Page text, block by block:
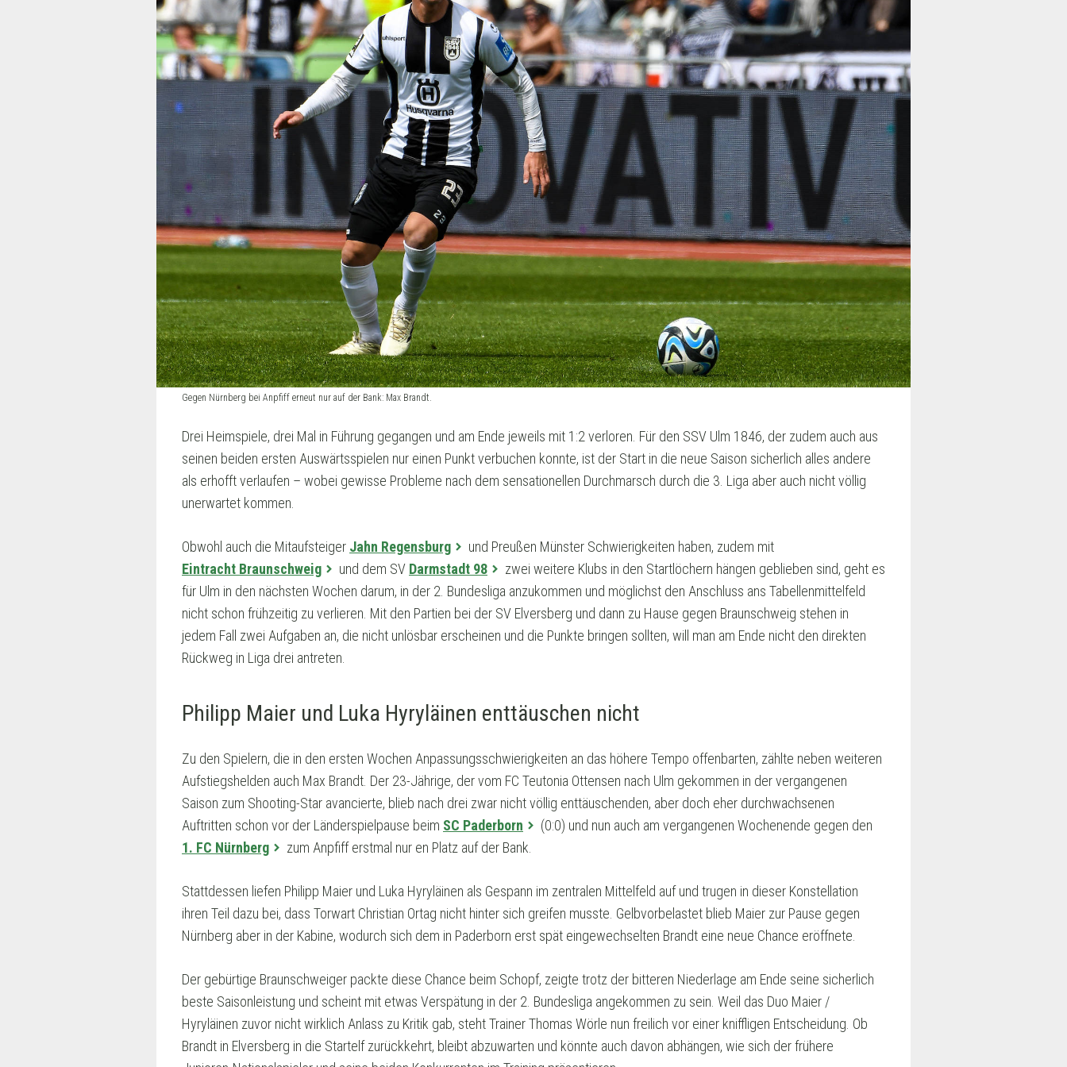
Gegen Nürnberg bei Anpfiff erneut nur auf der Bank: Max Brandt.
Drei Heimspiele, drei Mal in Führung gegangen und am Ende jeweils mit 1:2 verloren. Für den SSV Ulm 1846, der zudem auch aus
seinen beiden ersten Auswärtsspielen nur einen Punkt verbuchen konnte, ist der Start in die neue Saison sicherlich alles andere
als erhofft verlaufen – wobei gewisse Probleme nach dem sensationellen Durchmarsch durch die 3. Liga aber auch nicht völlig
unerwartet kommen.
Obwohl auch die Mitaufsteiger Jahn Regensburg
und Preußen Münster Schwierigkeiten haben, zudem mit
Eintracht Braunschweig
und dem SV Darmstadt 98
zwei weitere Klubs in den Startlöchern hängen geblieben sind, geht es
für Ulm in den nächsten Wochen darum, in der 2. Bundesliga anzukommen und möglichst den Anschluss ans Tabellenmittelfeld
nicht schon frühzeitig zu verlieren. Mit den Partien bei der SV Elversberg und dann zu Hause gegen Braunschweig stehen in
jedem Fall zwei Aufgaben an, die nicht unlösbar erscheinen und die Punkte bringen sollten, will man am Ende nicht den direkten
Rückweg in Liga drei antreten.
Philipp Maier und Luka Hyryläinen enttäuschen nicht
Zu den Spielern, die in den ersten Wochen Anpassungsschwierigkeiten an das höhere Tempo offenbarten, zählte neben weiteren
Aufstiegshelden auch Max Brandt. Der 23-Jährige, der vom FC Teutonia Ottensen nach Ulm gekommen in der vergangenen
Saison zum Shooting-Star avancierte, blieb nach drei zwar nicht völlig enttäuschenden, aber doch eher durchwachsenen
Auftritten schon vor der Länderspielpause beim SC Paderborn
(0:0) und nun auch am vergangenen Wochenende gegen den
1. FC Nürnberg
zum Anpfiff erstmal nur en Platz auf der Bank.
Stattdessen liefen Philipp Maier und Luka Hyryläinen als Gespann im zentralen Mittelfeld auf und trugen in dieser Konstellation
ihren Teil dazu bei, dass Torwart Christian Ortag nicht hinter sich greifen musste. Gelbvorbelastet blieb Maier zur Pause gegen
Nürnberg aber in der Kabine, wodurch sich dem in Paderborn erst spät eingewechselten Brandt eine neue Chance eröffnete.
Der gebürtige Braunschweiger packte diese Chance beim Schopf, zeigte trotz der bitteren Niederlage am Ende seine sicherlich
beste Saisonleistung und scheint mit etwas Verspätung in der 2. Bundesliga angekommen zu sein. Weil das Duo Maier /
Hyryläinen zuvor nicht wirklich Anlass zu Kritik gab, steht Trainer Thomas Wörle nun freilich vor einer kniffligen Entscheidung. Ob
Brandt in Elversberg in die Startelf zurückkehrt, bleibt abzuwarten und könnte auch davon abhängen, wie sich der frühere